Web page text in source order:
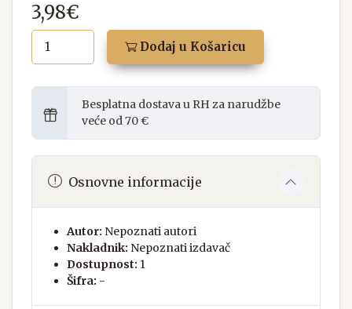
3,98€
Dodaj u Košaricu
Besplatna dostava u RH za narudžbe
veće od 70 €
Osnovne informacije
Autor: Nepoznati autori
Nakladnik: Nepoznati izdavač
Dostupnost: 1
Šifra: -